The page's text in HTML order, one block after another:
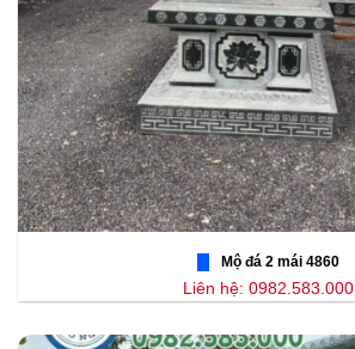
Mộ đá 2 mái 4860
Liên hệ: 0982.583.000